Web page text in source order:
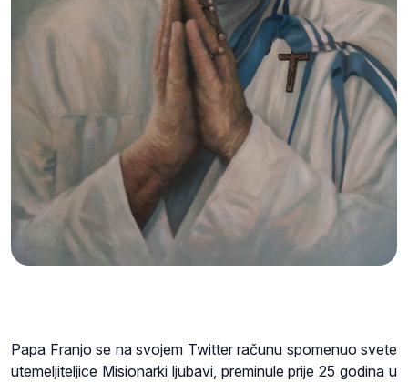
Papa Franjo se na svojem Twitter računu spomenuo svete
utemeljiteljice Misionarki ljubavi, preminule prije 25 godina u